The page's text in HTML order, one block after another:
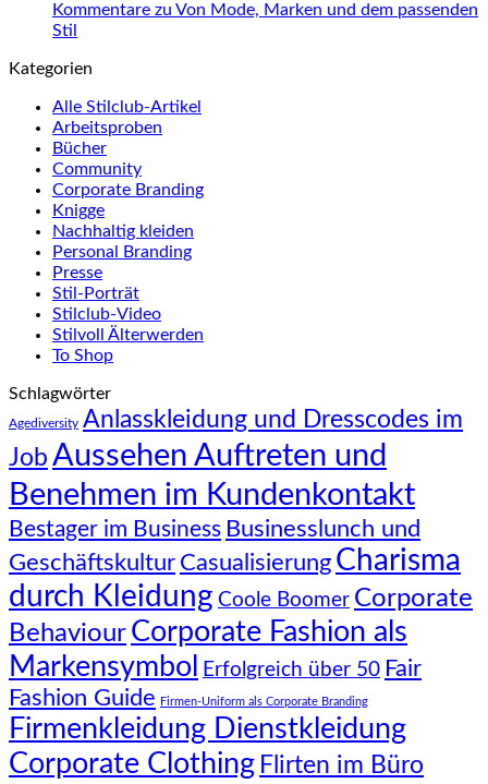
Kommentare zu Von Mode, Marken und dem passenden
Stil
Kategorien
Alle Stilclub-Artikel
Arbeitsproben
Bücher
Community
Corporate Branding
Knigge
Nachhaltig kleiden
Personal Branding
Presse
Stil-Porträt
Stilclub-Video
Stilvoll Älterwerden
To Shop
Schlagwörter
Agediversity Anlasskleidung und Dresscodes im
Job Aussehen Auftreten und
Benehmen im Kundenkontakt
Bestager im Business Businesslunch und
Geschäftskultur Casualisierung Charisma
durch Kleidung Coole Boomer Corporate
Behaviour Corporate Fashion als
Markensymbol
Erfolgreich über 50 Fair
Fashion Guide
Firmen-Uniform als Corporate Branding
Firmenkleidung Dienstkleidung
Corporate Clothing Flirten im Büro